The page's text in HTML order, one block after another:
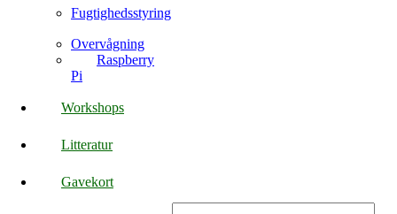
Fugtighedsstyring
Overvågning
Raspberry
Pi
Workshops
Litteratur
Gavekort